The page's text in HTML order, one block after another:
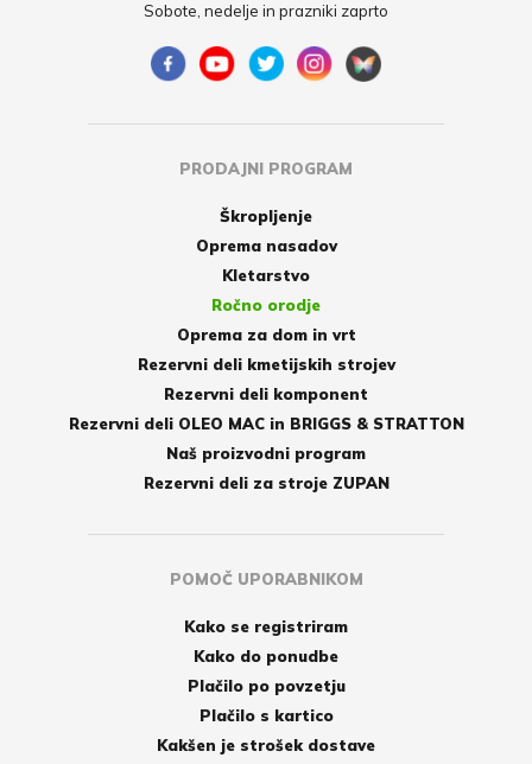
Sobote, nedelje in prazniki zaprto
PRODAJNI PROGRAM
Škropljenje
Oprema nasadov
Kletarstvo
Ročno orodje
Oprema za dom in vrt
Rezervni deli kmetijskih strojev
Rezervni deli komponent
Rezervni deli OLEO MAC in BRIGGS & STRATTON
Naš proizvodni program
Rezervni deli za stroje ZUPAN
POMOČ UPORABNIKOM
Kako se registriram
Kako do ponudbe
Plačilo po povzetju
Plačilo s kartico
Kakšen je strošek dostave